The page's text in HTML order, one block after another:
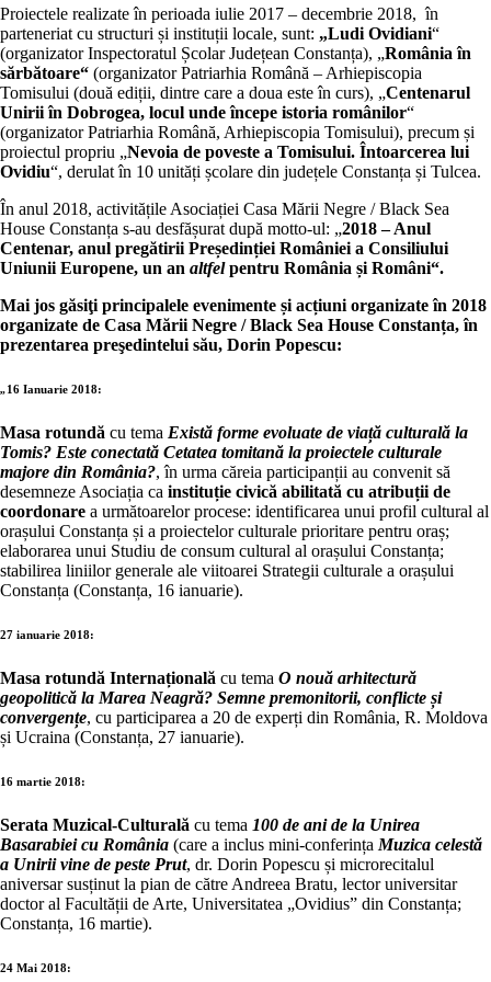
Proiectele realizate în perioada iulie 2017 – decembrie 2018, în
parteneriat cu structuri și instituții locale, sunt: „Ludi Ovidiani“
(organizator Inspectoratul Școlar Județean Constanța), „România în
sărbătoare“ (organizator Patriarhia Română – Arhiepiscopia
Tomisului (două ediții, dintre care a doua este în curs), „Centenarul
Unirii în Dobrogea, locul unde începe istoria românilor“
(organizator Patriarhia Română, Arhiepiscopia Tomisului), precum și
proiectul propriu „Nevoia de poveste a Tomisului. Întoarcerea lui
Ovidiu“, derulat în 10 unități școlare din județele Constanța și Tulcea.
În anul 2018, activitățile Asociației Casa Mării Negre / Black Sea
House Constanța s-au desfășurat după motto-ul: „2018 – Anul
Centenar, anul pregătirii Președinției României a Consiliului
Uniunii Europene, un an altfelpentru România și Români“.
Mai jos găsiţi principalele evenimente și acțiuni organizate în 2018
organizate de Casa Mării Negre / Black Sea House Constanța, în
prezentarea preşedintelui său, Dorin Popescu:
„16 Ianuarie 2018:
Masa rotundă cu tema Există forme evoluate de viață culturală la
Tomis? Este conectată Cetatea tomitană la proiectele culturale
majore din România?, în urma căreia participanții au convenit să
desemneze Asociația ca instituție civică abilitată cu atribuții de
coordonare a următoarelor procese: identificarea unui profil cultural al
orașului Constanța și a proiectelor culturale prioritare pentru oraș;
elaborarea unui Studiu de consum cultural al orașului Constanța;
stabilirea liniilor generale ale viitoarei Strategii culturale a orașului
Constanța (Constanța, 16 ianuarie).
27 ianuarie 2018:
Masa rotundă Internațională cu tema O nouă arhitectură
geopolitică la Marea Neagră? Semne premonitorii, conflicte și
convergențe, cu participarea a 20 de experți din România, R. Moldova
și Ucraina (Constanța, 27 ianuarie).
16 martie 2018:
Serata Muzical-Culturală cu tema 100 de ani de la Unirea
Basarabiei cu România (care a inclus mini-conferința Muzica celestă
a Unirii vine de peste Prut, dr. Dorin Popescu și microrecitalul
aniversar susținut la pian de către Andreea Bratu, lector universitar
doctor al Facultății de Arte, Universitatea „Ovidius” din Constanța;
Constanța, 16 martie).
24 Mai 2018: